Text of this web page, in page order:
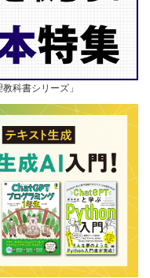
科書シリーズ」